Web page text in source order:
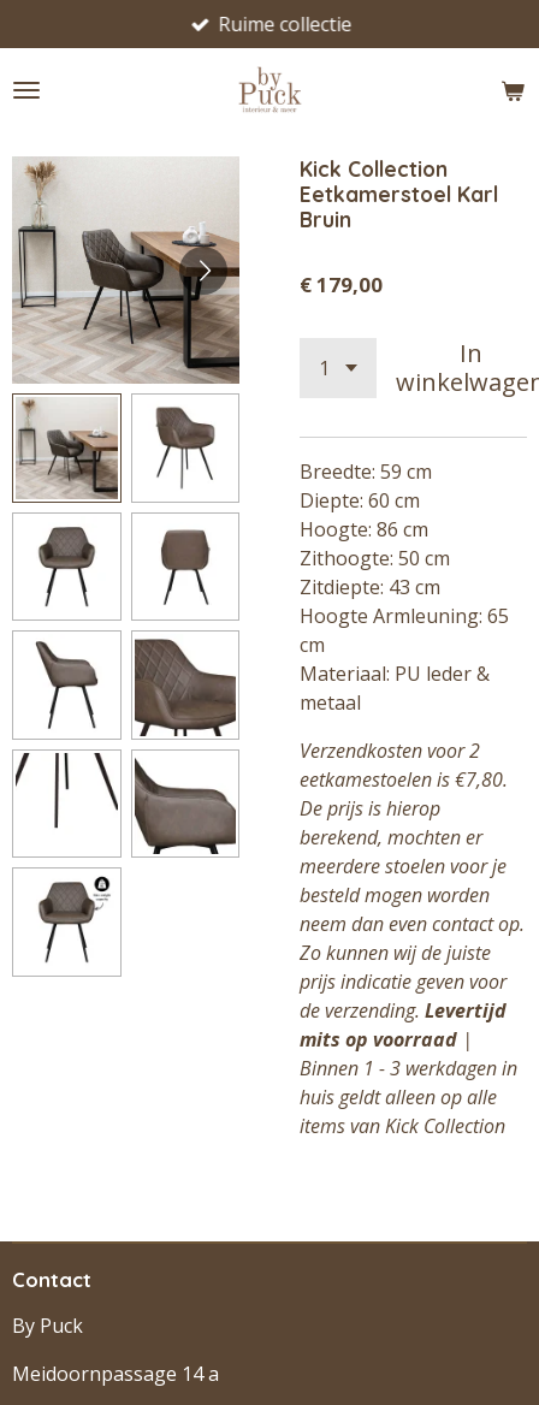
direct
naar
Ruime collectie
Kick Collection
Eetkamerstoel Karl
Bruin
€ 179,00
In
Breedte: 59 cm
Diepte: 60 cm
Hoogte: 86 cm
Zithoogte: 50 cm
Zitdiepte: 43 cm
Hoogte Armleuning: 65
cm
Materiaal: PU leder &
metaal
Verzendkosten voor 2
eetkamestoelen is €7,80.
De prijs is hierop
berekend, mochten er
meerdere stoelen voor je
besteld mogen worden
neem dan even contact op.
Zo kunnen wij de juiste
prijs indicatie geven voor
de verzending. Levertijd
mits op voorraad |
Binnen 1 - 3 werkdagen in
huis geldt alleen op alle
items van Kick Collection
Contact
By Puck
Meidoornpassage 14 a